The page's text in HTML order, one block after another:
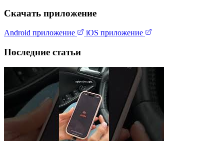
Скачать приложение
Android приложение iOS приложение
Последние статьи